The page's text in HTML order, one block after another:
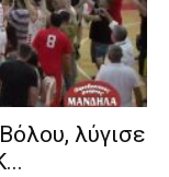
λύγισε